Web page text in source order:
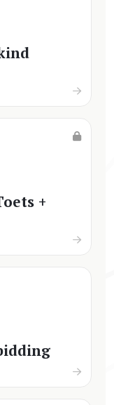
+